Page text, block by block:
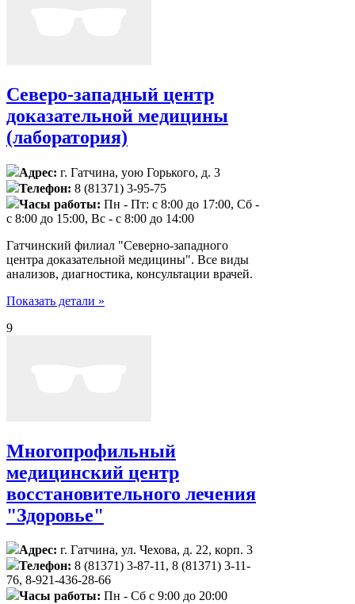
Северо-западный центр
доказательной медицины
(лаборатория)
Адрес: г. Гатчина, уою Горького, д. 3
Телефон: 8 (81371) 3-95-75
Часы работы: Пн - Пт: с 8:00 до 17:00, Сб -
с 8:00 до 15:00, Вс - с 8:00 до 14:00
Гатчинский филиал "Северно-западного
центра доказательной медицины". Все виды
анализов, диагностика, консультации врачей.
Показать детали »
9
Многопрофильный
медицинский центр
восстановительного лечения
"Здоровье"
Адрес: г. Гатчина, ул. Чехова, д. 22, корп. 3
Телефон: 8 (81371) 3-87-11, 8 (81371) 3-11-
76, 8-921-436-28-66
Часы работы: Пн - Сб с 9:00 до 20:00